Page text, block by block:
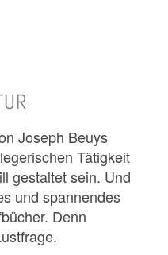
Joseph Beuys
Tätigkeit
gestaltet sein. Und
und spannendes
Denn